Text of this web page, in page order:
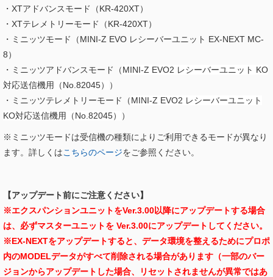
・XTアドバンスモード（KR-420XT）
・XTテレメトリーモード（KR-420XT）
・ミニッツモード（MINI-Z EVO レシーバーユニット EX-NEXT MC-
8）
・ミニッツアドバンスモード（MINI-Z EVO2 レシーバーユニット KO
対応送信機用（No.82045）
）
・ミニッツテレメトリーモード（MINI-Z EVO2 レシーバーユニット
KO対応送信機用（No.82045）
）
※ミニッツモードは受信機の種類によりご利用できるモードが異なり
ます。詳しくはこちらのページをご参照ください。
【アップデート前にご注意ください】
※エクスパンションユニットをVer.3.00以降にアップデートする場合
は、必ずマスターユニットを Ver.3.00にアップデートしてください。
※EX-NEXTをアップデートすると、データ環境を整えるためにプロポ
内のMODELデータがすべて削除される場合があります（一部のバー
ジョンからアップデートした場合、リセットされませんが異常ではあ